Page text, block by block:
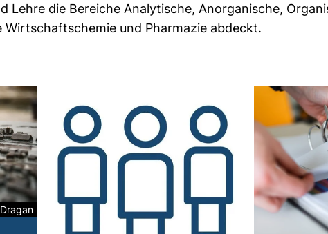
Lehre die Bereiche Analytische, Anorganische,
Wirtschaftschemie und Pharmazie abdeckt.